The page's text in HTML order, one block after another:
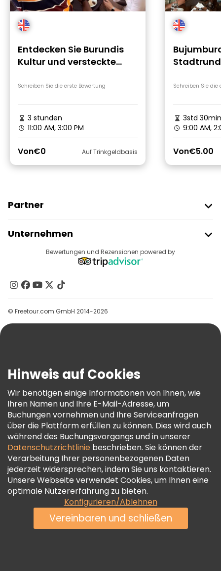
Entdecken Sie Burundis
Kultur und versteckte
Wanderung
Schreiben Sie die erste Bewertung
3 stunden
11:00 AM, 3:00 PM
Von€0 Auf Trinkgeldbasis
berührt
Schreiben Sie die
3std 30min
9:00 AM,
Von€5.00
Partner
Anbieter-Anmeldung
Affiliate-Programm
Unternehmen
Reiseziele
Kontakt
Gruppen
Hilfe
AGB Und Rechtliches
Cookie-Richtlinie
Freetour Auszeichnungen
Treueprogramm
Bewertungen und Rezensionen powered by
© Freetour.com GmbH 2014-2026
Hinweis auf Cookies
Wir benötigen einige Informationen von Ihnen, wie
Ihren Namen und Ihre E-Mail-Adresse, um
Buchungen vornehmen und Ihre Serviceanfragen
über die Plattform erfüllen zu können. Dies wird auch
während des Buchungsvorgangs und in unserer
Datenschutzrichtlinie beschrieben. Sie können der
Verarbeitung Ihrer personenbezogenen Daten
jederzeit widersprechen, indem Sie uns kontaktieren.
Unsere Webseite verwendet Cookies, um Ihnen eine
optimale Nutzererfahrung zu bieten.
Konfigurieren/Ablehnen
Vereinbaren und schließen